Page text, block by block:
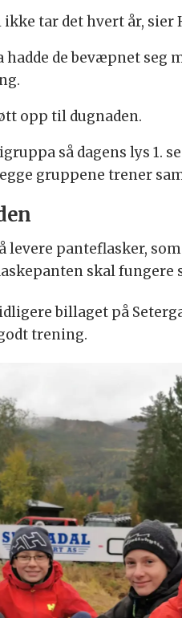
tar det hvert år,
de bevæpnet seg
opp til dugnaden.
så dagens lys 1.
gruppene trener
levere panteflasker,
skal fungere
billaget på
trening.